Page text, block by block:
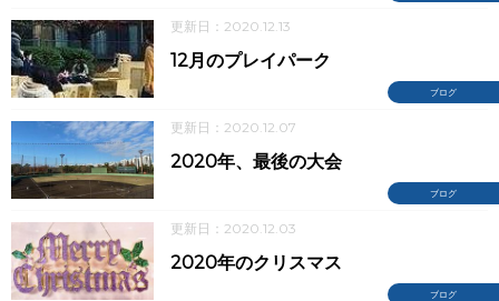
更新日：2020.12.13
ブログ
12月のプレイパーク
更新日：2020.12.07
ブログ
2020年、最後の大会
更新日：2020.12.03
ブログ
2020年のクリスマス